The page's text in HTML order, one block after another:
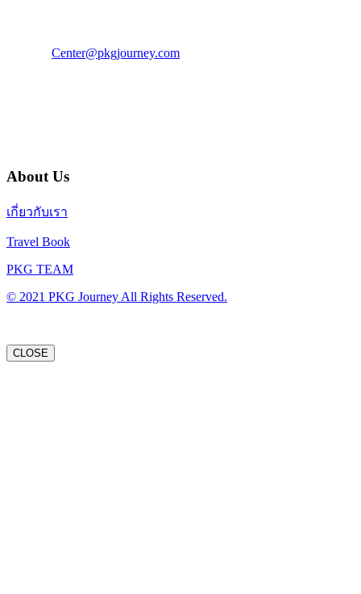
Center@pkgjourney.com
About Us
เกี่ยวกับเรา
Travel Book
PKG TEAM
© 2021 PKG Journey All Rights Reserved.
CLOSE